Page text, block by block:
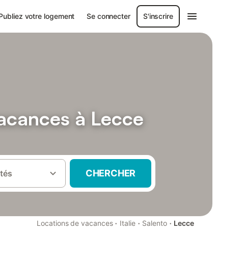
votre logement Se connecter S'inscrire
à Lecce
CHERCHER
Locations de vacances · Italie · Salento · Lecce